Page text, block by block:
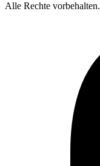
Alle Rechte vorbehalten.